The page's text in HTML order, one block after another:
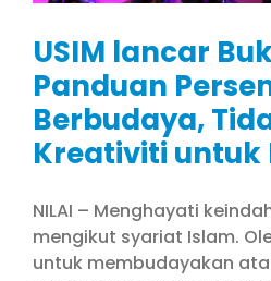
USIM lancar
Panduan
Berbudaya,
Kreativiti untuk
NILAI – Menghayati
mengikut syariat Islam.
untuk membudayakan